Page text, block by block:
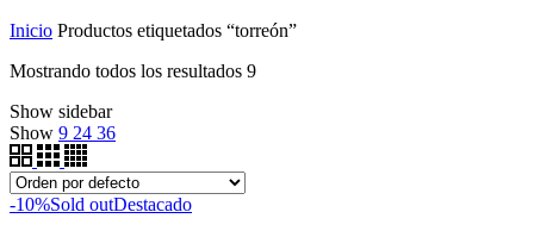
Inicio Productos etiquetados “torreón”
Mostrando todos los resultados 9
Show sidebar
Show 9 24 36
-10%Sold outDestacado